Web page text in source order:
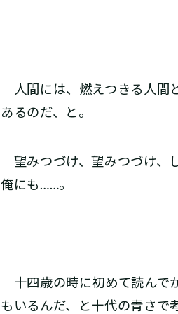
人間には、燃えつきる人間
あるのだ、と。
望みつづけ、望みつづけ、
俺にも……。
十四歳の時に初めて読んで
もいるんだ、と十代の青さで